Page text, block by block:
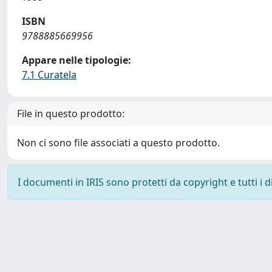
ISBN
9788885669956
Appare nelle tipologie:
7.1 Curatela
File in questo prodotto:
Non ci sono file associati a questo prodotto.
I documenti in IRIS sono protetti da copyright e tutti i